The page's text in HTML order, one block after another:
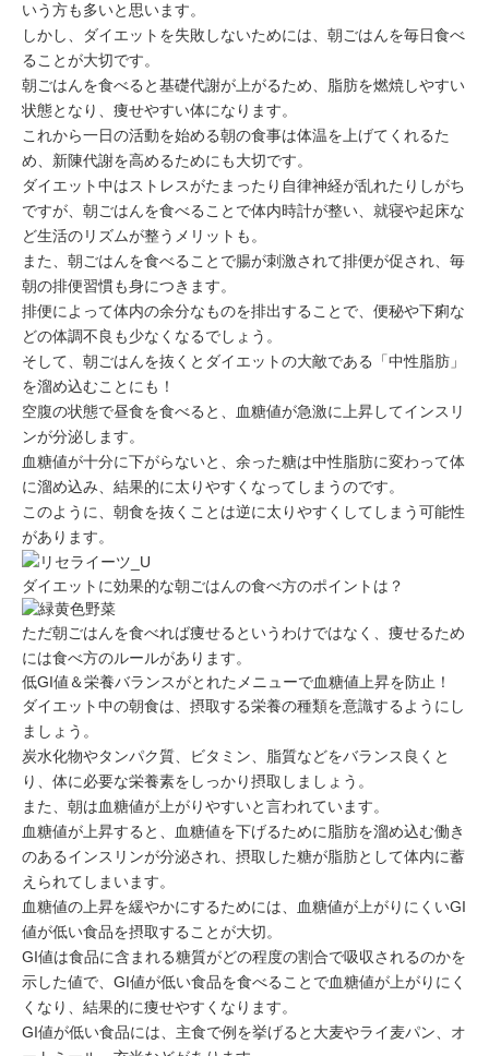
いう方も多いと思います。
しかし、ダイエットを失敗しないためには、 朝ごはんを毎日食べ
ることが大切です。
朝ごはんを食べると基礎代謝が上がるため、
脂肪を燃焼しやすい
状態となり、痩せやすい体になります。
これから一日の活動を始める朝の食事は体温を上げてくれるた
め、新陳代謝を高めるためにも大切です。
ダイエット中はストレスがたまったり自律神経が乱れたりしがち
ですが、朝ごはんを食べることで体内時計が整い、就寝や起床な
ど生活のリズムが整うメリットも。
また、朝ごはんを食べることで腸が刺激されて排便が促され、毎
朝の排便習慣も身につきます。
排便によって体内の余分なものを排出することで、便秘や下痢な
どの体調不良も少なくなるでしょう。
そして、朝ごはんを抜くとダイエットの大敵である
「中性脂肪」
を溜め込むことにも ！
空腹の状態で昼食を食べると、血糖値が急激に上昇してインスリ
ンが分泌します。
血糖値が十分に下がらないと、余った糖は中性脂肪に変わって体
に溜め込み、結果的に太りやすくなってしまうのです。
このように、朝食を抜くことは逆に太りやすくしてしまう可能性
があります。
ダイエットに効果的な朝ごはんの食べ方のポイントは？
ただ朝ごはんを食べれば痩せるというわけではなく、痩せるため
には食べ方のルールがあります。
低GI値＆栄養バランスがとれたメニューで血糖値上昇を防止！
ダイエット中の朝食は、 摂取する栄養の種類を意識する ようにし
ましょう。
炭水化物やタンパク質、ビタミン、脂質などをバランス良くと
り、体に必要な栄養素をしっかり摂取しましょう。
また、朝は血糖値が上がりやすいと言われています。
血糖値が上昇すると、血糖値を下げるために脂肪を溜め込む働き
のあるインスリンが分泌され、摂取した糖が脂肪として体内に蓄
えられてしまいます。
血糖値の上昇を緩やかにするためには、血糖値が上がりにくいGI
値が低い食品を摂取することが大切。
GI値は食品に含まれる糖質がどの程度の割合で吸収されるのかを
示した値で、GI値が低い食品を食べることで血糖値が上がりにく
くなり、結果的に痩せやすくなります。
GI値が低い食品には、主食で例を挙げると 大麦やライ麦パン、オ